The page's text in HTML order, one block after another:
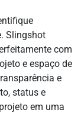
Slingshot
com
e espaço de
e
status e
em uma